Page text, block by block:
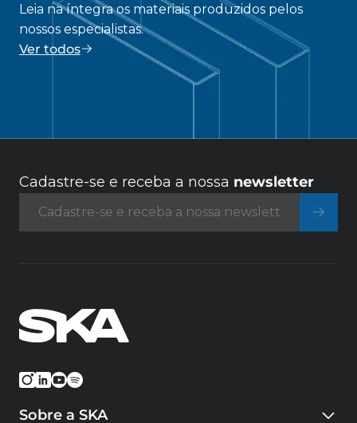
Leia na íntegra os materiais produzidos pelos
nossos especialistas.
Ver todos
Cadastre-se e receba a nossa newsletter
Sobre a SKA